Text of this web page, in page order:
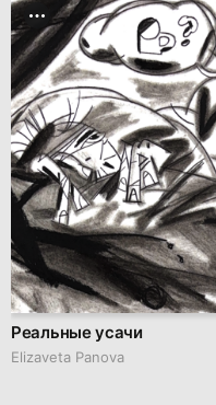
Реальные усачи
Elizaveta Panova